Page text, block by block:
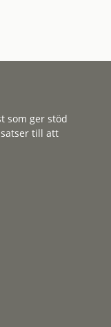
som ger stöd
till att